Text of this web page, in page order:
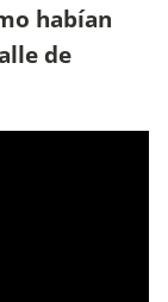
habían
de